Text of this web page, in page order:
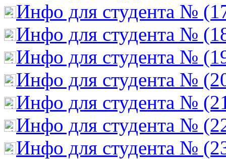
Инфо для студента №
Инфо для студента №
Инфо для студента №
Инфо для студента №
Инфо для студента №
Инфо для студента №
Инфо для студента №